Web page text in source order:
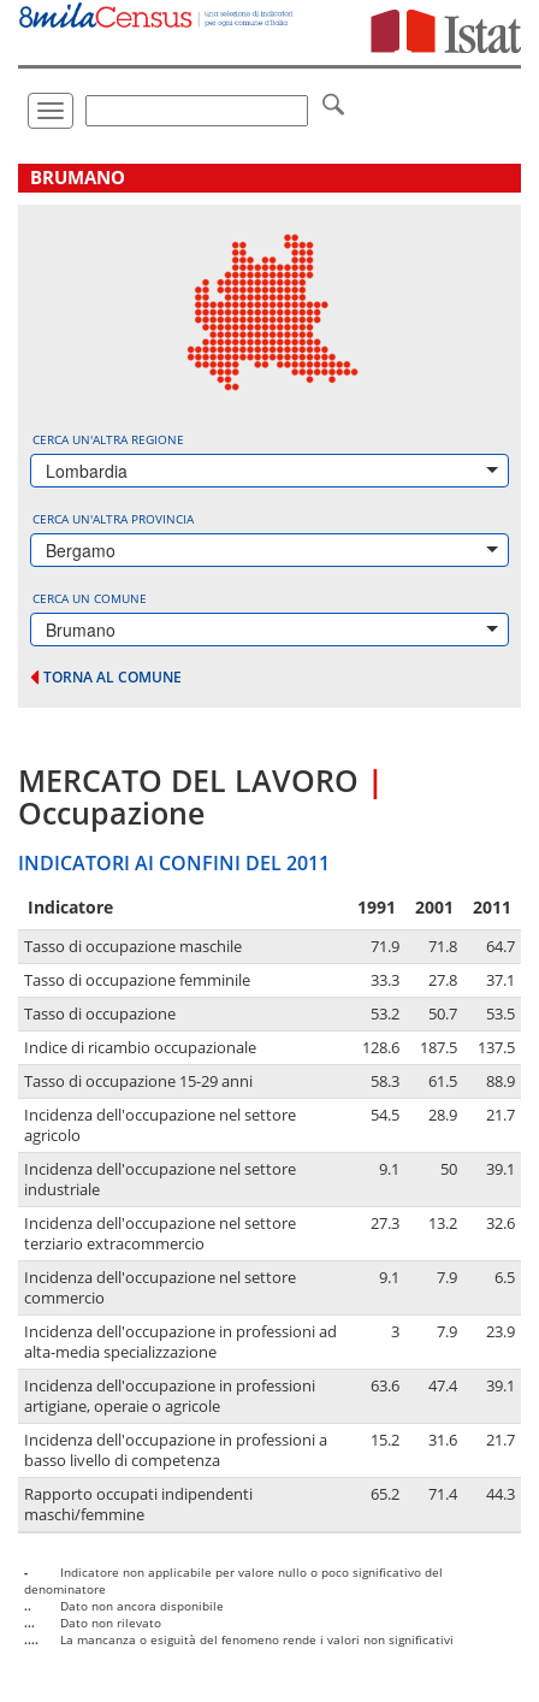
Vai
direttamente
Toggle
navigation
.
BRUMANO
CERCA UN'ALTRA REGIONE
Lombardia
CERCA UN'ALTRA PROVINCIA
Bergamo
CERCA UN COMUNE
Brumano
TORNA AL COMUNE
MERCATO DEL LAVORO |
Occupazione
INDICATORI AI CONFINI DEL 2011
Indicatore 1991 2001 2011
Tasso di occupazione maschile 71.9 71.8
64.7
Tasso di occupazione femminile
33.3 27.8
37.1
Tasso di occupazione
53.2 50.7
53.5
Indice di ricambio occupazionale
128.6 187.5
137.5
Tasso di occupazione 15-29 anni
58.3 61.5
88.9
Incidenza dell'occupazione nel settore
agricolo
54.5 28.9 21.7
Incidenza dell'occupazione nel settore
industriale
9.1 50 39.1
Incidenza dell'occupazione nel settore
terziario extracommercio
27.3 13.2 32.6
Incidenza dell'occupazione nel settore
commercio
9.1 7.9 6.5
Incidenza dell'occupazione in professioni ad
alta-media specializzazione
3 7.9 23.9
Incidenza dell'occupazione in professioni
artigiane, operaie o agricole
63.6 47.4 39.1
Incidenza dell'occupazione in professioni a
basso livello di competenza
15.2 31.6 21.7
Rapporto occupati indipendenti
maschi/femmine
65.2 71.4 44.3
-
Indicatore non applicabile per valore nullo o poco significativo del
denominatore
..
Dato non ancora disponibile
...
Dato non rilevato
....
La mancanza o esiguità del fenomeno rende i valori non significativi